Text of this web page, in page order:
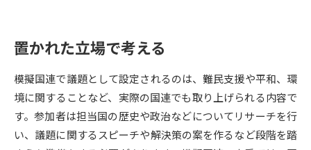
デジタルパンフレット
新学年スタート号特集ページ
（高3生用）
新学年スタート号特集ページ
（高2生用）
SELFBRAND特集ページ
置かれた立場で考える
模擬国連で議題として設定されるのは、難民支援や平和、環
境に関することなど、実際の国連でも取り上げられる内容で
す。参加者は担当国の歴史や政治などについてリサーチを行
い、議題に関するスピーチや解決策の案を作るなど段階を踏